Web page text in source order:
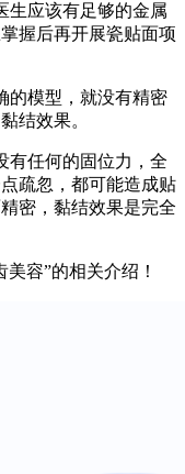
应该有足够的金属
握后再开展瓷贴面项
模型，就没有精密
结效果。
任何的固位力，全
疏忽，都可能造成贴
密，黏结效果是完全
容”的相关介绍！